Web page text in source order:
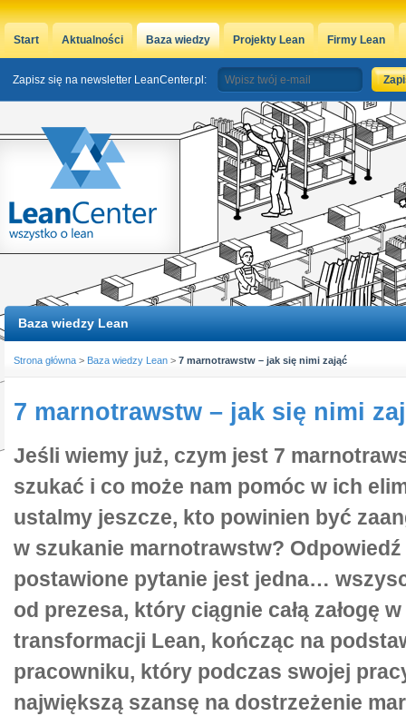
Start Aktualności Baza wiedzy Projekty Lean Firmy Lean
Zapisz się na newsletter LeanCenter.pl:
Baza wiedzy Lean
Strona główna > Baza wiedzy Lean > 7 marnotrawstw – jak się nimi zająć
7 marnotrawstw – jak się nimi
Jeśli wiemy już, czym jest 7
szukać i co może nam pomóc w ich
ustalmy jeszcze, kto powinien być
w szukanie marnotrawstw? Odpowiedź
postawione pytanie jest jedna…
od prezesa, który ciągnie całą załogę
transformacji Lean, kończąc na
pracowniku, który podczas swojej
największą szansę na dostrzeżenie